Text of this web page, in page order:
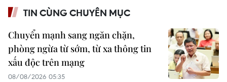
TIN CÙNG CHUYÊN MỤC
Chuyển mạnh sang ngăn chặn,
phòng ngừa từ sớm, từ xa thông tin
xấu độc trên mạng
08/08/2026 05:35